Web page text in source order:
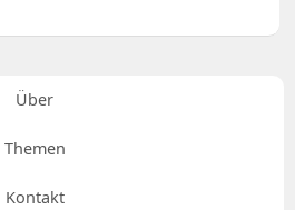
Über
Themen
Kontakt